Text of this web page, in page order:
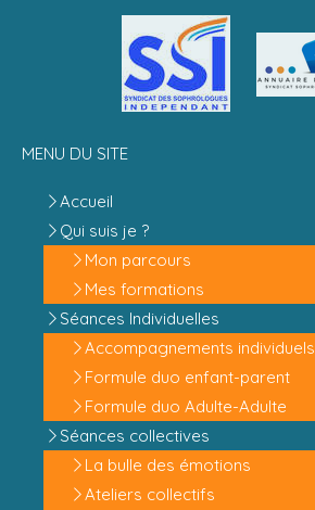
MENU DU SITE
Accueil
Qui suis je ?
Mon parcours
Mes formations
Séances Individuelles
Accompagnements individuels
Formule duo enfant-parent
Formule duo Adulte-Adulte
Séances collectives
La bulle des émotions
Ateliers collectifs